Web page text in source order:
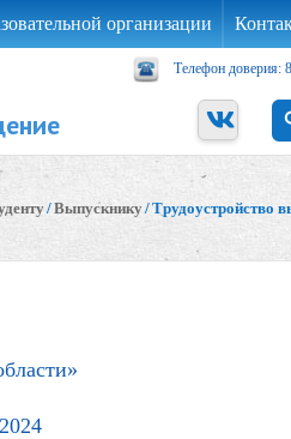
организации
Телефон доверия:
/Выпускнику/Трудоустройство